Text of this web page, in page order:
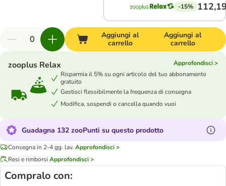
-15%
Aggiungi al
carrello
Aggiungi al
carrello
zooplus Relax
Approfondisci >
Risparmia il 5% su ogni articolo del tuo abbonamento
gratuito
Gestisci flessibilmente la frequenza di consegna
Modifica, sospendi o cancella quando vuoi
Guadagna 132 zooPunti su questo prodotto
Consegna in 2-4 gg. lav. Approfondisci >
Resi e rimborsi Approfondisci >
Compralo con: